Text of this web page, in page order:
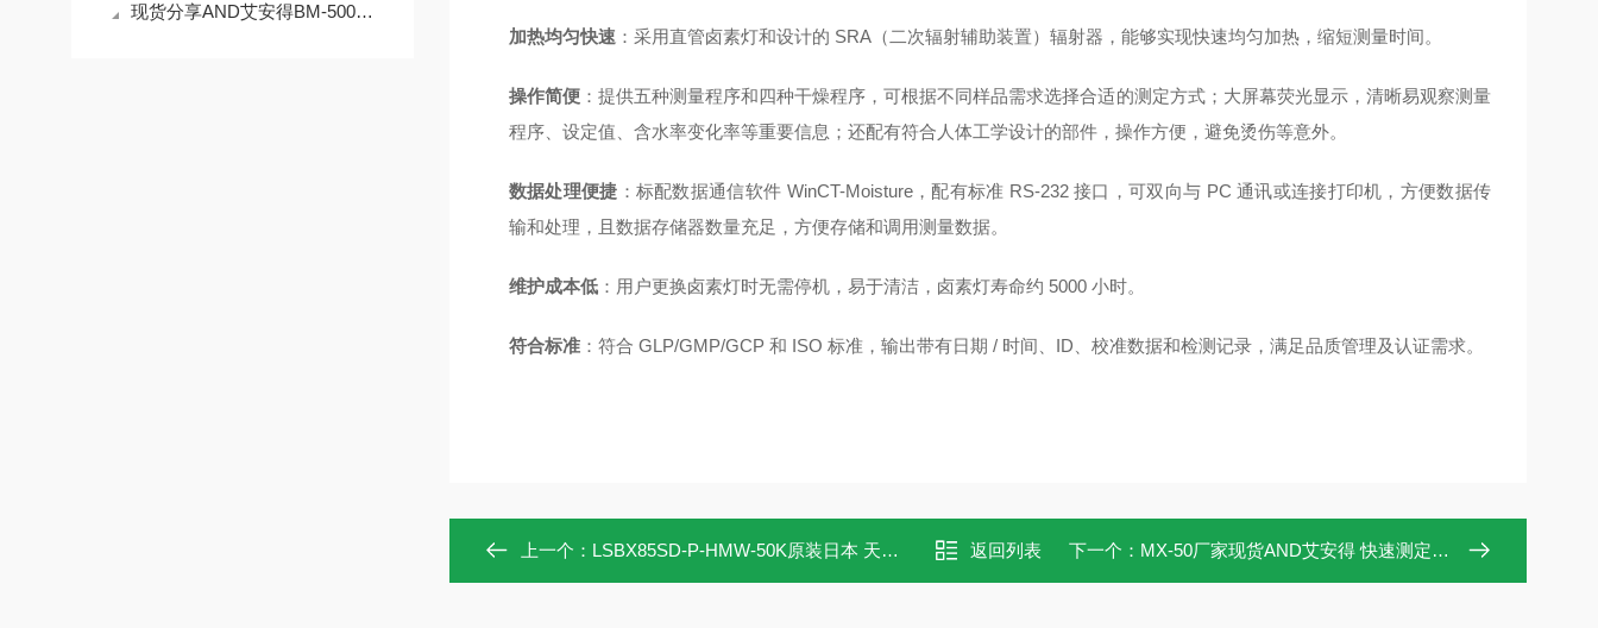
现货分享AND艾安得BM-500高精度分析天平
加热均匀快速 ：采用直管卤素灯和设计的 SRA（二次辐射辅助装置）辐射器，能够实现快速均匀加热，缩短测量时间。
操作简便：提供五种测量程序和四种干燥程序，可根据不同样品需求选择合适的测定方式；大屏幕荧光显示，清晰易观察测量
程序、设定值、含水率变化率等重要信息；还配有符合人体工学设计的部件，操作方便，避免烫伤等意外。
数据处理便捷 ：标配数据通信软件 WinCT-Moisture，配有标准 RS-232 接口，可双向与 PC 通讯或连接打印机，方便数据传
输和处理，且数据存储器数量充足，方便存储和调用测量数据。
维护成本低：用户更换卤素灯时无需停机，易于清洁，卤素灯寿命约 5000 小时。
符合标准：符合 GLP/GMP/GCP 和 ISO 标准，输出带有日期 / 时间、ID、校准数据和检测记录，满足品质管理及认证需求。
上一个： LSBX85SD-P-HMW-50K原装日本 天花板照明灯日动工业NICHIDO 返回列表 下一个： MX-50厂家现货AND艾安得 快速测定水分仪